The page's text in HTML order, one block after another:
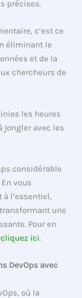
précises.
c’est ce
éliminant le
et de la
chercheurs de
les heures
jongler avec les
considérable
vous
l’essentiel,
une
Pour en
cliquez ici.
DevOps avec
où la